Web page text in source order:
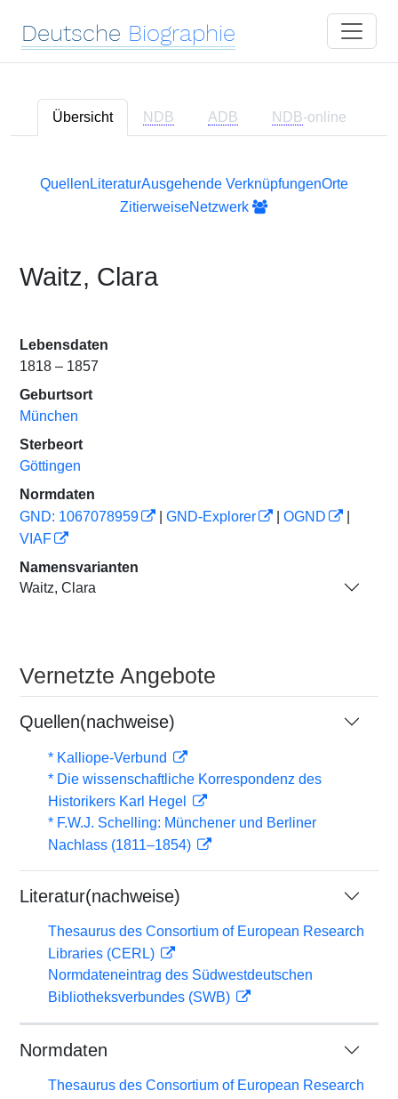
Deutsche Biographie
Übersicht NDB ADB NDB-online
Quellen LiteraturAusgehende VerknüpfungenOrte
ZitierweiseNetzwerk
Waitz, Clara
Lebensdaten
1818 – 1857
Geburtsort
München
Sterbeort
Göttingen
Normdaten
GND: 1067078959
GND-Explorer OGND
VIAF
Namensvarianten
Waitz, Clara
Vernetzte Angebote
Quellen(nachweise)
* Kalliope-Verbund
* Die wissenschaftliche Korrespondenz des
Historikers Karl Hegel
* F.W.J. Schelling: Münchener und Berliner
Nachlass (1811–1854)
Literatur(nachweise)
Thesaurus des Consortium of European Research
Libraries (CERL)
Normdateneintrag des Südwestdeutschen
Bibliotheksverbundes (SWB)
Normdaten
Thesaurus des Consortium of European Research